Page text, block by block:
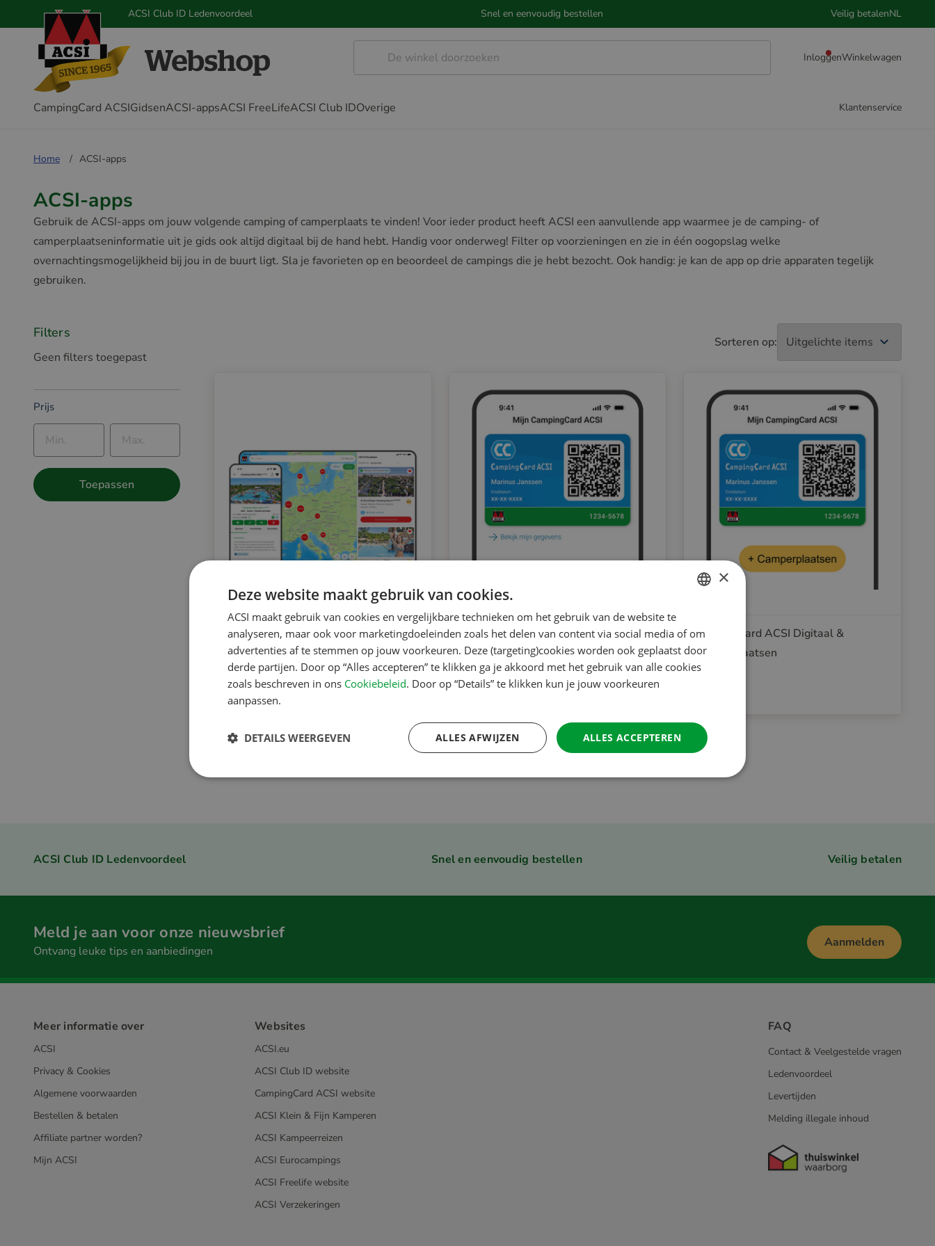
ACSI Club ID Ledenvoordeel Snel en eenvoudig bestellen Veilig betalenNL
InloggenWinkelwagen
CampingCard ACSIGidsenACSI-appsACSI FreeLifeACSI Club IDOverige Klantenservice
Home ACSI-apps
ACSI-apps
Gebruik de ACSI-apps om jouw volgende camping of camperplaats te vinden! Voor ieder product heeft ACSI een aanvullende app waarmee je de camping- of
camperplaatseninformatie uit je gids ook altijd digitaal bij de hand hebt. Handig voor onderweg! Filter op voorzieningen en zie in één oogopslag welke
overnachtingsmogelijkheid bij jou in de buurt ligt. Sla je favorieten op en beoordeel de campings die je hebt bezocht. Ook handig: je kan de app op drie apparaten tegelijk
gebruiken.
Filters
Geen filters toegepast
Prijs
Toepassen
Sorteren op:
ACSI Campings Europa-app
Vanaf
€ 1.99
CampingCard ACSI Digitaal
Vanaf
CampingCard ACSI Digitaal &
Camperplaatsen
Vorige Volgende
ACSI Club ID Ledenvoordeel Snel en eenvoudig bestellen Veilig betalen
Meld je aan voor onze nieuwsbrief
Ontvang leuke tips en aanbiedingen
Aanmelden
Meer informatie over
ACSI
Privacy & Cookies
Algemene voorwaarden
Bestellen & betalen
Affiliate partner worden?
Mijn ACSI
Websites
ACSI.eu
ACSI Club ID website
CampingCard ACSI website
ACSI Klein & Fijn Kamperen
ACSI Kampeerreizen
ACSI Eurocampings
ACSI Freelife website
ACSI Verzekeringen
FAQ
Contact & Veelgestelde vragen
Ledenvoordeel
Levertijden
Melding illegale inhoud
ENGLISH
FRENCH
DANISH
SPANISH
SWEDISH
×
Deze website maakt gebruik van cookies.
ACSI maakt gebruik van cookies en vergelijkbare technieken om het gebruik van de website te
analyseren, maar ook voor marketingdoeleinden zoals het delen van content via social media of om
advertenties af te stemmen op jouw voorkeuren. Deze (targeting)cookies worden ook geplaatst door
derde partijen. Door op “Alles accepteren” te klikken ga je akkoord met het gebruik van alle cookies
zoals beschreven in ons Cookiebeleid. Door op “Details” te klikken kun je jouw voorkeuren
aanpassen.
ALLES ACCEPTEREN
ALLES AFWIJZEN
DETAILS WEERGEVEN